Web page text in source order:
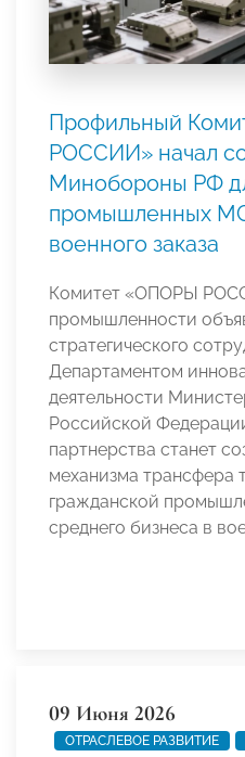
Профильный
РОССИИ» начал
Минобороны РФ
промышленных
военного заказа
Комитет «ОПОРЫ
промышленности
стратегического
Департаментом
деятельности
Российской
партнерства станет
механизма трансфера
гражданской
среднего бизнеса в
09 Июня 2026
ОТРАСЛЕВОЕ РАЗВИТИЕ